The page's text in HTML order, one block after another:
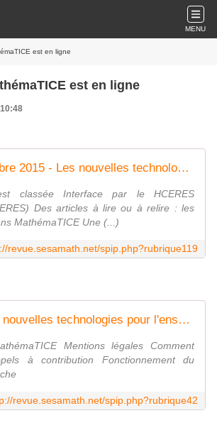
MENU
est en ligne
est en ligne
N°46 - septembre 2015 - Les nouvelles technologies pour l'enseignement des mathématiques
classée Interface par le HCERES
Des articles à lire ou à relire : les
MathémaTICE Une (...)
revue.sesamath.net/spip.php?rubrique119
Archives - Les nouvelles technologies pour l'enseignement des mathématiques
Mentions légales Comment
à contribution Fonctionnement du
revue.sesamath.net/spip.php?rubrique42